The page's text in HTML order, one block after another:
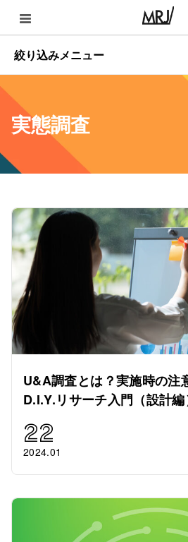
絞り込みメニュー
実態調査
U&A調査とは？実施時の注
D.I.Y.リサーチ入門（設計
22
2024.01